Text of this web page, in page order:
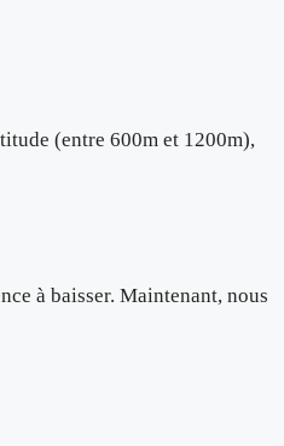
(entre 600m et 1200m),
à baisser. Maintenant, nous